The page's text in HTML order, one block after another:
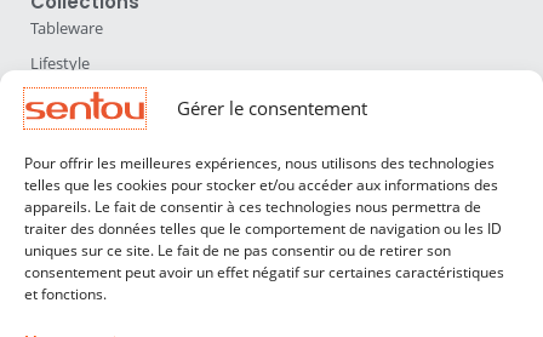
Gérer le consentement
Pour offrir les meilleures expériences, nous utilisons des technologies
telles que les cookies pour stocker et/ou accéder aux informations des
appareils. Le fait de consentir à ces technologies nous permettra de
traiter des données telles que le comportement de navigation ou les ID
uniques sur ce site. Le fait de ne pas consentir ou de retirer son
consentement peut avoir un effet négatif sur certaines caractéristiques
et fonctions.
Tableware
Lifestyle
Home Accessories
Lighting
Furniture
Sentou
About us
Our designers